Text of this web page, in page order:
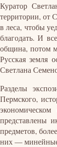
Куратор
территории, от
в леса, чтобы
благодать. И
община, потом
Русская земля
Светлана
Разделы
Пермского,
представлены
предметов,
них —